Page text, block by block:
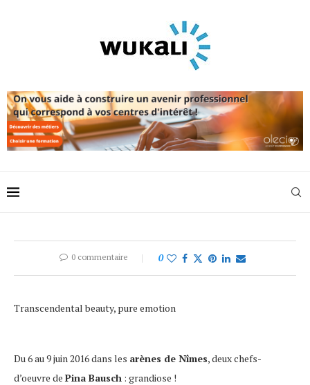
0 commentaire 0
Transcendental beauty, pure emotion
Du 6 au 9 juin 2016 dans les arènes de Nîmes, deux chefs-
d’oeuvre de Pina Bausch : grandiose !